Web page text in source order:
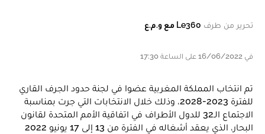
تحرير من طرف Le360 مع و.م.ع
في 16/06/2022 على الساعة 17:30
تم انتخاب المملكة المغربية عضوا في لجنة حدود الجرف القاري
للفترة 2023-2028، وذلك خلال الانتخابات التي جرت بمناسبة
الاجتماع الـ32 للدول الأطراف في اتفاقية الأمم المتحدة لقانون
البحار، الذي يعقد أشغاله في الفترة من 13 إلى 17 يونيو 2022